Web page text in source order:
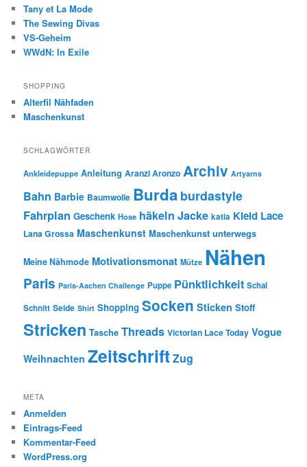
Tany et La Mode
The Sewing Divas
VS-Geheim
WWdN: In Exile
SHOPPING
Alterfil Nähfaden
Maschenkunst
SCHLAGWÖRTER
Ankleidepuppe Anleitung Aranzi Aronzo Archiv Artyarns
Bahn Barbie Baumwolle Burda burdastyle
Fahrplan Geschenk Hose häkeln Jacke katia Kleid Lace
Lana Grossa Maschenkunst Maschenkunst unterwegs
Meine Nähmode Motivationsmonat Mütze Nähen
Paris Paris-Aachen Challenge Puppe Pünktlichkeit Schal
Schnitt Seide Shirt Shopping Socken Sticken Stoff
Stricken Tasche Threads Victorian Lace Today Vogue
Weihnachten ZeitschriftZug
META
Anmelden
Eintrags-Feed
Kommentar-Feed
WordPress.org